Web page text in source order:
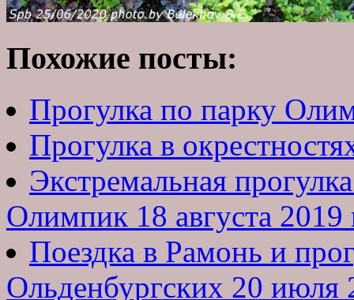
Похожие посты:
Прогулка по парку
Прогулка в
Экстремальная
Олимпик 18 августа 2019
Поездка в Рамонь и
Ольденбургских 20 июля